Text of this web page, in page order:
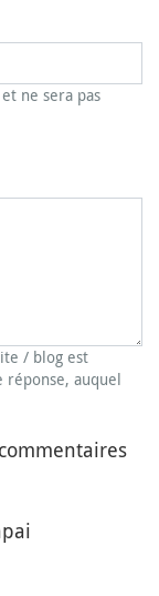
ne sera pas
/ blog est
auquel